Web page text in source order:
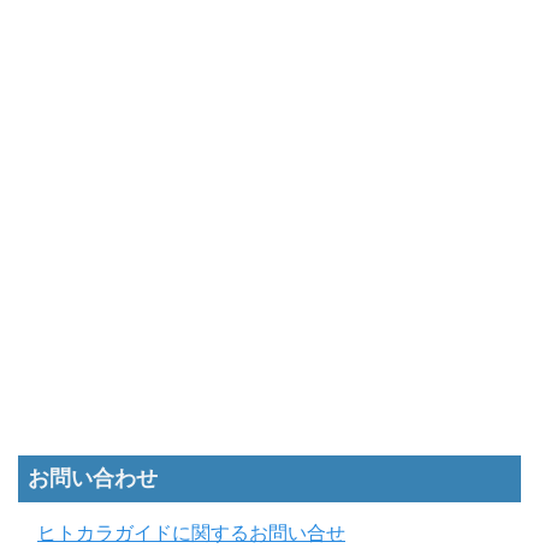
お問い合わせ
ヒトカラガイドに関するお問い合せ